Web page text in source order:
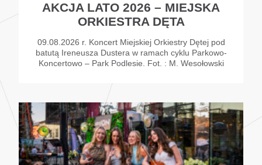
AKCJA LATO 2026 – MIEJSKA
ORKIESTRA DĘTA
09.08.2026 r. Koncert Miejskiej Orkiestry Dętej pod
batutą Ireneusza Dustera w ramach cyklu Parkowo-
Koncertowo – Park Podlesie. Fot. : M. Wesołowski